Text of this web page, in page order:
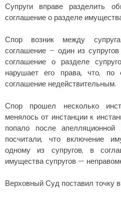
Супруги вправе разделить
соглашение о разделе
Спор возник между
соглашение – один из
соглашение о разделе
нарушает его права, что, по
соглашение недействительным.
Спор прошел несколько
менялось от инстанции к
попало после апелляционной
посчитали, что включение
одному из супругов, в
имущества супругов —
Верховный Суд поставил точку